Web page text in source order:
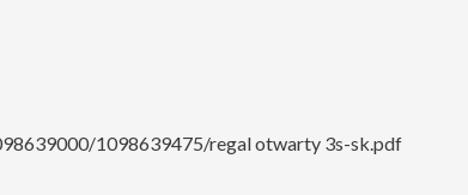
1098639475/regal otwarty 3s-sk.pdf